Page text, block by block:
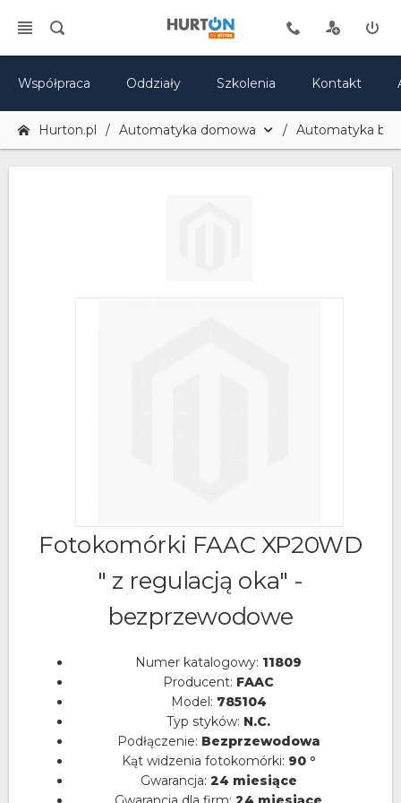
Współpraca Oddziały Szkolenia Kontakt
Hurton.pl Automatyka domowa Automatyka
Fotokomórki FAAC XP20WD
" z regulacją oka" -
bezprzewodowe
Numer katalogowy: 11809
Producent: FAAC
Model: 785104
Typ styków: N.C.
Podłączenie: Bezprzewodowa
Kąt widzenia fotokomórki: 90 °
Gwarancja: 24 miesiące